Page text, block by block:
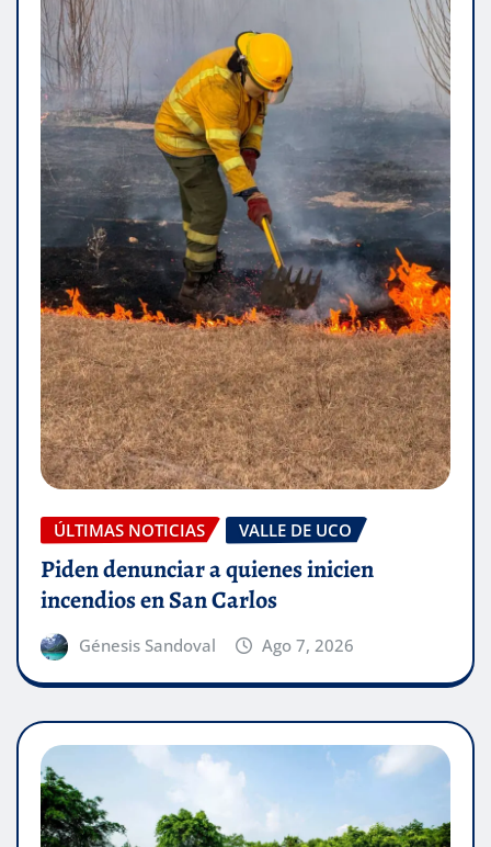
ÚLTIMAS NOTICIAS VALLE DE UCO
Piden denunciar a quienes inicien
incendios en San Carlos
Génesis Sandoval Ago 7, 2026